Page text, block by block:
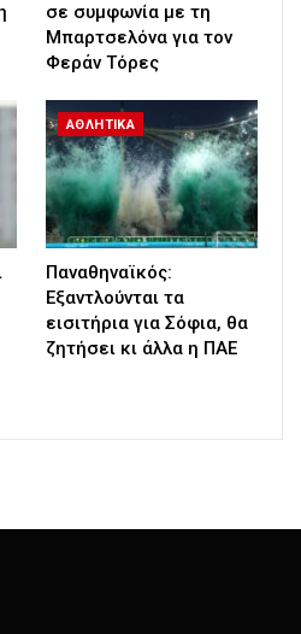
σε συμφωνία με τη
Μπαρτσελόνα για τον
Φεράν Τόρες
ΑΘΛΗΤΙΚΑ
Παναθηναϊκός:
Εξαντλούνται τα
εισιτήρια για Σόφια, θα
ζητήσει κι άλλα η ΠΑΕ